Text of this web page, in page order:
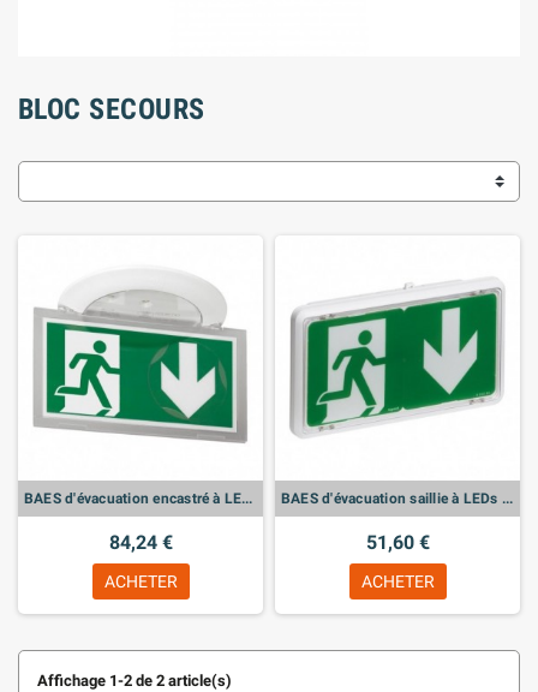
BLOC SECOURS
BAES d'évacuation encastré à LEDs 45lm 1h Kickspot IP40 IK04 plastique SATI Connecté pour ERP et ERT - LEG062524
84,24 €
ACHETER
BAES d'évacuation saillie à LEDs 45lm 1h plastique IP43 IK07 SATI Connecté visibilité augmentée pour ERP et ERT - LEG062525
51,60 €
ACHETER
Affichage 1-2 de 2 article(s)